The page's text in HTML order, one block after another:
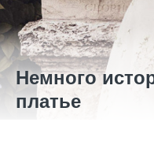
Немного
платье